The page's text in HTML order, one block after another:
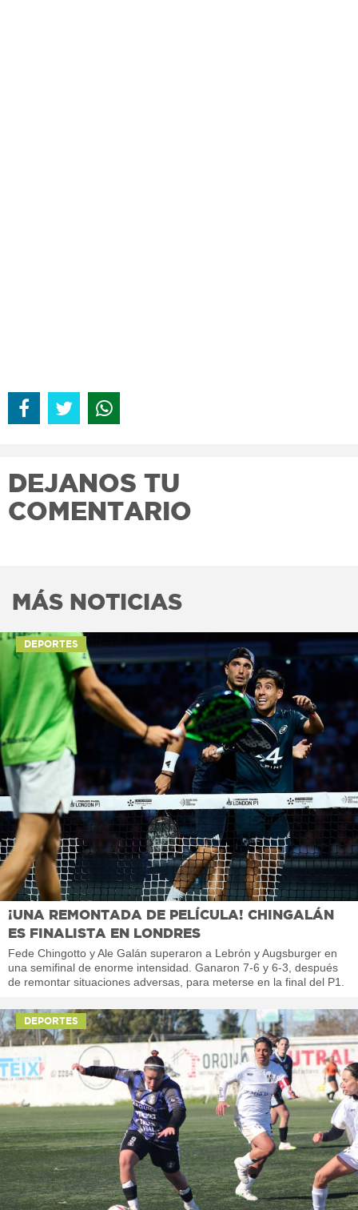
DEJANOS TU
COMENTARIO
MÁS NOTICIAS
DEPORTES
¡UNA REMONTADA DE PELÍCULA! CHINGALÁN
ES FINALISTA EN LONDRES
Fede Chingotto y Ale Galán superaron a Lebrón y Augsburger en
una semifinal de enorme intensidad. Ganaron 7-6 y 6-3, después
de remontar situaciones adversas, para meterse en la final del P1.
DEPORTES